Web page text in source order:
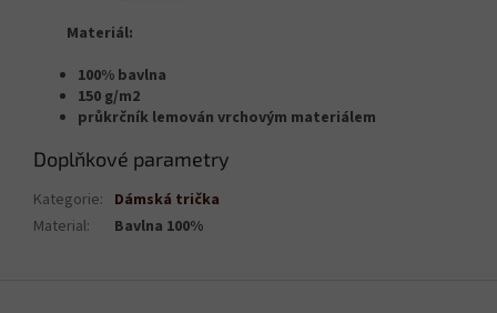
Materiál:
100% bavlna
150 g/m2
průkrčník lemován vrchovým materiálem
Doplňkové parametry
Kategorie: Dámská trička
Material: Bavlna 100%